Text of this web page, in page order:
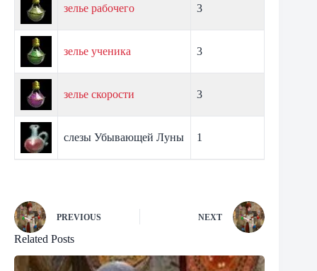
зелье рабочего 3
зелье ученика 3
зелье скорости 3
слезы Убывающей Луны 1
PREVIOUS NEXT
Related Posts